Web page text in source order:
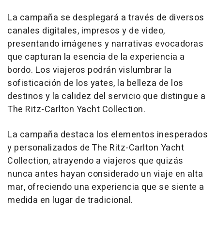
La campaña se desplegará a través de diversos
canales digitales, impresos y de video,
presentando imágenes y narrativas evocadoras
que capturan la esencia de la experiencia a
bordo. Los viajeros podrán vislumbrar la
sofisticación de los yates, la belleza de los
destinos y la calidez del servicio que distingue a
The Ritz-Carlton Yacht Collection.
La campaña destaca los elementos inesperados
y personalizados de The Ritz-Carlton Yacht
Collection, atrayendo a viajeros que quizás
nunca antes hayan considerado un viaje en alta
mar, ofreciendo una experiencia que se siente a
medida en lugar de tradicional.